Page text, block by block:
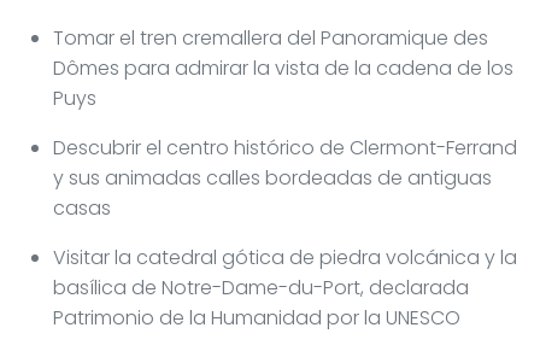
Tomar el tren cremallera del Panoramique des
Dômes para admirar la vista de la cadena de los
Puys
Descubrir el centro histórico de Clermont-Ferrand
y sus animadas calles bordeadas de antiguas
casas
Visitar la catedral gótica de piedra volcánica y la
basílica de Notre-Dame-du-Port, declarada
Patrimonio de la Humanidad por la UNESCO